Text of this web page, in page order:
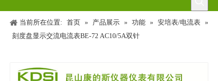
当前所在位置: 首页 » 产品展示 » 功能 » 安培表/电流表
»
刻度盘显示交流电流表BE-72 AC10/5A双针